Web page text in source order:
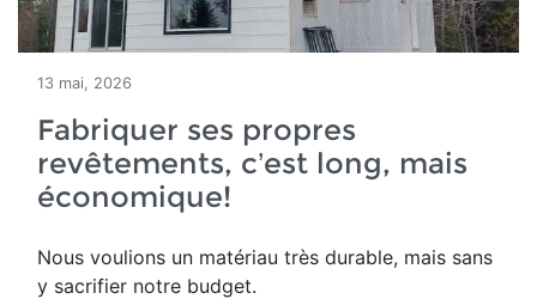
13 mai, 2026
Fabriquer ses propres
revêtements, c’est long, mais
économique!
Nous voulions un matériau très durable, mais sans
y sacrifier notre budget.